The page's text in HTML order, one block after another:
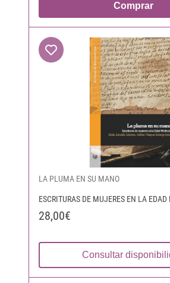
Comprar
LA PLUMA EN SU MANO
ESCRITURAS DE MUJERES EN LA EDAD
28,00€
Consultar